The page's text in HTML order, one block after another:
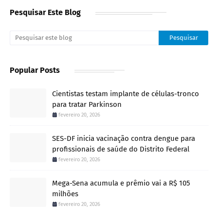
Pesquisar Este Blog
Popular Posts
Cientistas testam implante de células-tronco
para tratar Parkinson
fevereiro 20, 2026
SES-DF inicia vacinação contra dengue para
profissionais de saúde do Distrito Federal
fevereiro 20, 2026
Mega-Sena acumula e prêmio vai a R$ 105
milhões
fevereiro 20, 2026